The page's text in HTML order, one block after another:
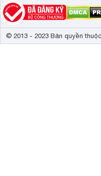
© 2013 - 2023 Bản quyền